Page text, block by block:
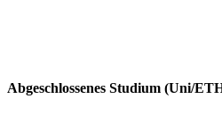
Abgeschlossenes Studium (Uni/